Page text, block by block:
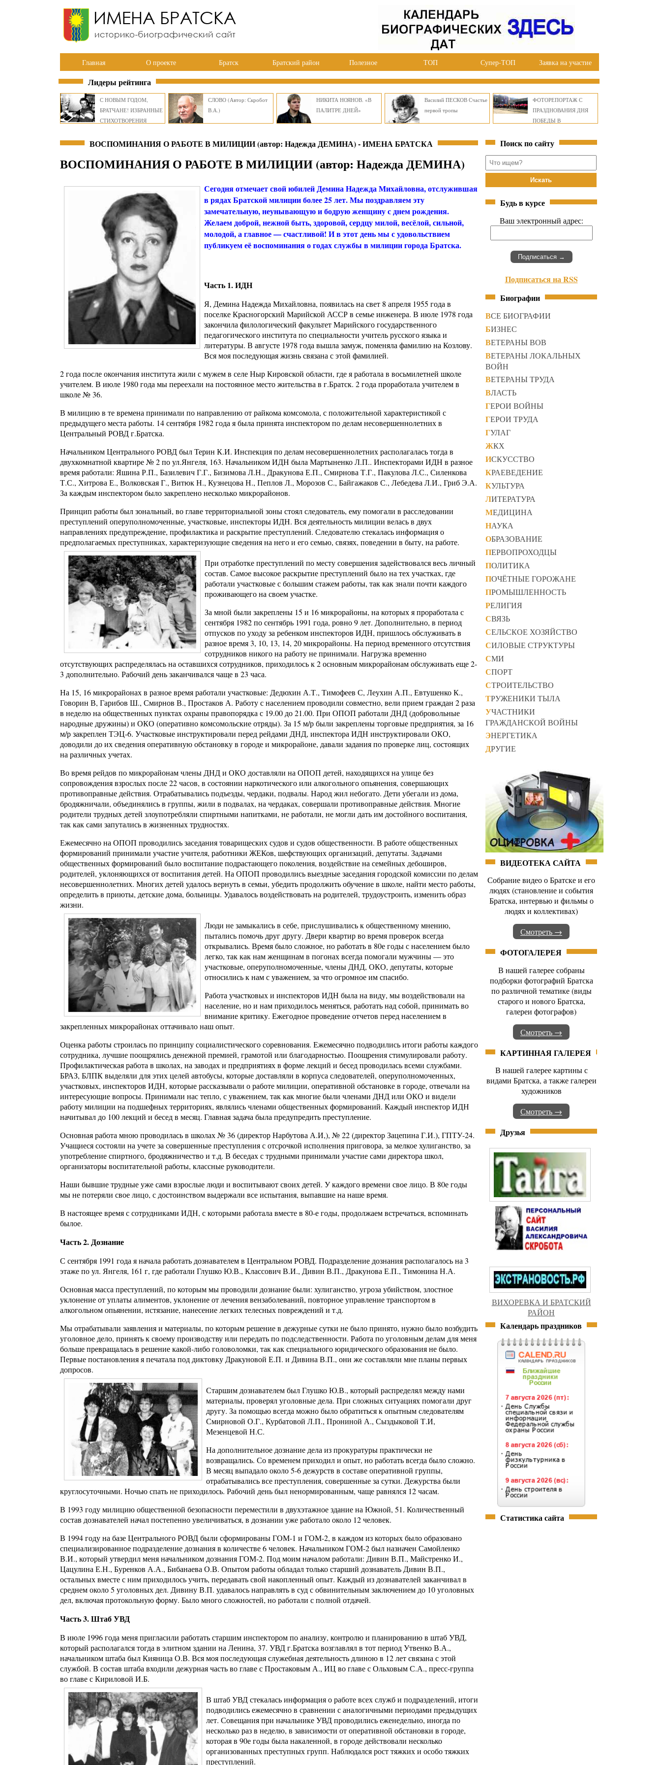
Главная О проекте Братск Братский район Полезное ТОП Супер-ТОП Заявка на участие
Лидеры рейтинга
С НОВЫМ ГОДОМ,
БРАТЧАНЕ! ИЗБРАННЫЕ
СТИХОТВОРЕНИЯ
СЛОВО (Автор: Скробот
В.А.)
НИКИТА НОЯНОВ. «В
ПАЛИТРЕ ДНЕЙ»
Василий ПЕСКОВ Счастье
первой тропы
ФОТОРЕПОРТАЖ С
ПРАЗДНОВАНИЯ ДНЯ
ПОБЕДЫ В
ОКРУГЕ БРАТСКА
ВОСПОМИНАНИЯ О РАБОТЕ В МИЛИЦИИ (автор: Надежда ДЕМИНА) - ИМЕНА БРАТСКА
ВОСПОМИНАНИЯ О РАБОТЕ В МИЛИЦИИ (автор: Надежда ДЕМИНА)
Сегодня отмечает свой юбилей Демина Надежда Михайловна, отслужившая
в рядах Братской милиции более 25 лет. Мы поздравляем эту
замечательную, неунывающую и бодрую женщину с днем рождения.
Желаем доброй, нежной быть, здоровой, сердцу милой, весёлой, сильной,
молодой, а главное — счастливой! И в этот день мы с удовольствием
публикуем её воспоминания о годах службы в милиции города Братска.
Часть 1. ИДН
Я, Демина Надежда Михайловна, появилась на свет 8 апреля 1955 года в
поселке Красногорский Марийской АССР в семье инженера. В июле 1978 года
закончила филологический факультет Марийского государственного
педагогического института по специальности учитель русского языка и
литературы. В августе 1978 года вышла замуж, поменяла фамилию на Козлову.
Вся моя последующая жизнь связана с этой фамилией.
2 года после окончания института жили с мужем в селе Ныр Кировской области, где я работала в восьмилетней школе
учителем. В июле 1980 года мы переехали на постоянное место жительства в г.Братск. 2 года проработала учителем в
школе № 36.
В милицию в те времена принимали по направлению от райкома комсомола, с положительной характеристикой с
предыдущего места работы. 14 сентября 1982 года я была принята инспектором по делам несовершеннолетних в
Центральный РОВД г.Братска.
Начальником Центрального РОВД был Терин К.И. Инспекция по делам несовершеннолетних располагалась тогда в
двухкомнатной квартире № 2 по ул.Янгеля, 163. Начальником ИДН была Мартыненко Л.П.. Инспекторами ИДН в разное
время работали: Яшина Р.П., Базилевич Г.Г., Бизимова Л.Н., Дракунова Е.П., Смирнова Т.Г., Пакулова Л.С., Силенкова
Т.С., Хитрова Е., Волковская Г., Витюк Н., Кузнецова Н., Пеплов Л., Морозов С., Байгажаков С., Лебедева Л.И., Гриб Э.А.
За каждым инспектором было закреплено несколько микрорайонов.
Принцип работы был зональный, во главе территориальной зоны стоял следователь, ему помогали в расследовании
преступлений оперуполномоченные, участковые, инспекторы ИДН. Вся деятельность милиции велась в двух
направлениях предупреждение, профилактика и раскрытие преступлений. Следователю стекалась информация о
предполагаемых преступниках, характеризующие сведения на него и его семью, связях, поведении в быту, на работе.
При отработке преступлений по месту совершения задействовался весь личный
состав. Самое высокое раскрытие преступлений было на тех участках, где
работали участковые с большим стажем работы, так как знали почти каждого
проживающего на своем участке.
За мной были закреплены 15 и 16 микрорайоны, на которых я проработала с
сентября 1982 по сентябрь 1991 года, ровно 9 лет. Дополнительно, в период
отпусков по уходу за ребенком инспекторов ИДН, пришлось обслуживать в
разное время 3, 10, 13, 14, 20 микрорайоны. На период временного отсутствия
сотрудников никого на работу не принимали. Нагрузка временно
отсутствующих распределялась на оставшихся сотрудников, приходилось к 2 основным микрорайонам обслуживать еще 2-
3 дополнительно. Рабочий день заканчивался чаще в 23 часа.
На 15, 16 микрорайонах в разное время работали участковые: Дедюхин А.Т., Тимофеев С, Леухин А.П., Евтушенко К.,
Говорин В, Гарибов Ш., Смирнов В., Простаков А. Работу с населением проводили совместно, вели прием граждан 2 раза
в неделю на общественных пунктах охраны правопорядка с 19.00 до 21.00. При ОПОП работали ДНД (добровольные
народные дружины) и ОКО (оперативно комсомольские отряды). За 15 м/р были закреплены торговые предприятия, за 16
м/р закреплен ТЭЦ-6. Участковые инструктировали перед рейдами ДНД, инспектора ИДН инструктировали ОКО,
доводили до их сведения оперативную обстановку в городе и микрорайоне, давали задания по проверке лиц, состоящих
на различных учетах.
Во время рейдов по микрорайонам члены ДНД и ОКО доставляли на ОПОП детей, находящихся на улице без
сопровождения взрослых после 22 часов, в состоянии наркотического или алкогольного опьянения, совершающих
противоправные действия. Отрабатывались подъезды, чердаки, подвалы. Народ жил небогато. Дети убегали из дома,
бродяжничали, объединялись в группы, жили в подвалах, на чердаках, совершали противоправные действия. Многие
родители трудных детей злоупотребляли спиртными напитками, не работали, не могли дать им достойного воспитания,
так как сами запутались в жизненных трудностях.
Ежемесячно на ОПОП проводились заседания товарищеских судов и судов общественности. В работе общественных
формирований принимали участие учителя, работники ЖЕКов, шефствующих организаций, депутаты. Задачами
общественных формирований было воспитание подрастающего поколения, воздействие на семейных дебоширов,
родителей, уклоняющихся от воспитания детей. На ОПОП проводились выездные заседания городской комиссии по делам
несовершеннолетних. Многих детей удалось вернуть в семьи, убедить продолжить обучение в школе, найти место работы,
определить в приюты, детские дома, больницы. Удавалось воздействовать на родителей, трудоустроить, изменить образ
жизни.
Люди не замыкались в себе, прислушивались к общественному мнению,
пытались помочь друг другу. Двери квартир во время проверок всегда
открывались. Время было сложное, но работать в 80е годы с населением было
легко, так как нам женщинам в погонах всегда помогали мужчины — это
участковые, оперуполномоченные, члены ДНД, ОКО, депутаты, которые
относились к нам с уважением, за что огромное им спасибо.
Работа участковых и инспекторов ИДН была на виду, мы воздействовали на
население, но и нам приходилось меняться, работать над собой, принимать во
внимание критику. Ежегодное проведение отчетов перед населением в
закрепленных микрорайонах оттачивало наш опыт.
Оценка работы строилась по принципу социалистического соревнования. Ежемесячно подводились итоги работы каждого
сотрудника, лучшие поощрялись денежной премией, грамотой или благодарностью. Поощрения стимулировали работу.
Профилактическая работа в школах, на заводах и предприятиях в форме лекций и бесед проводилась всеми службами.
БРАЗ, БЛПК выделяли для этих целей автобусы, которые доставляли в корпуса следователей, оперуполномоченных,
участковых, инспекторов ИДН, которые рассказывали о работе милиции, оперативной обстановке в городе, отвечали на
интересующие вопросы. Принимали нас тепло, с уважением, так как многие были членами ДНД или ОКО и видели
работу милиции на подшефных территориях, являлись членами общественных формирований. Каждый инспектор ИДН
начитывал до 100 лекций и бесед в месяц. Главная задача была предупредить преступление.
Основная работа мною проводилась в школах № 36 (директор Нарбутова А.И,), № 22 (директор Зацепина Г.И.), ГПТУ-24.
Учащиеся состояли на учете за совершенные преступления с отсрочкой исполнения приговора, за мелкое хулиганство, за
употребление спиртного, бродяжничество и т.д. В беседах с трудными принимали участие сами директора школ,
организаторы воспитательной работы, классные руководители.
Наши бывшие трудные уже сами взрослые люди и воспитывают своих детей. У каждого времени свое лицо. В 80е годы
мы не потеряли свое лицо, с достоинством выдержали все испытания, выпавшие на наше время.
В настоящее время с сотрудниками ИДН, с которыми работала вместе в 80-е годы, продолжаем встречаться, вспоминать
былое.
Часть 2. Дознание
С сентября 1991 года я начала работать дознавателем в Центральном РОВД. Подразделение дознания располагалось на 3
этаже по ул. Янгеля, 161 г, где работали Глушко Ю.В., Классович В.И., Дивин В.П., Дракунова Е.П., Тимонина Н.А.
Основная масса преступлений, по которым мы проводили дознание были: хулиганство, угроза убийством, злостное
уклонение от уплаты алиментов, уклонение от лечения вензаболеваний, повторное управление транспортом в
алкогольном опьянении, истязание, нанесение легких телесных повреждений и т.д.
Мы отрабатывали заявления и материалы, по которым решение в дежурные сутки не было принято, нужно было возбудить
уголовное дело, принять к своему производству или передать по подследственности. Работа по уголовным делам для меня
больше превращалась в решение какой-либо головоломки, так как специального юридического образования не было.
Первые постановления я печатала под диктовку Дракуновой Е.П. и Дивина В.П., они же составляли мне планы первых
допросов.
Старшим дознавателем был Глушко Ю.В., который распределял между нами
материалы, проверял уголовные дела. При сложных ситуациях помогали друг
другу. За помощью всегда можно было обратиться к опытным следователям
Смирновой О.Г., Курбатовой Л.П., Прониной А., Сыздыковой Т.И,
Мезенцевой Н.С.
На дополнительное дознание дела из прокуратуры практически не
возвращались. Со временем приходил и опыт, но работать всегда было сложно.
В месяц выпадало около 5-6 дежурств в составе оперативной группы,
отрабатывались все преступления, совершенные за сутки. Дежурства были
круглосуточными. Ночью спать не приходилось. Рабочий день был ненормированным, чаще равнялся 12 часам.
В 1993 году милицию общественной безопасности переместили в двухэтажное здание на Южной, 51. Количественный
состав дознавателей начал постепенно увеличиваться, в дознании уже работало около 12 человек.
В 1994 году на базе Центрального РОВД были сформированы ГОМ-1 и ГОМ-2, в каждом из которых было образовано
специализированное подразделение дознания в количестве 6 человек. Начальником ГОМ-2 был назначен Самойленко
В.И., который утвердил меня начальником дознания ГОМ-2. Под моим началом работали: Дивин В.П., Майстренко И.,
Цацулина Е.Н., Буренков А.А., Бибанаева О.В. Опытом работы обладал только старший дознаватель Дивин В.П.,
остальных вместе с ним приходилось учить, передавать свой накопленный опыт. Каждый из дознавателей заканчивал в
среднем около 5 уголовных дел. Дивину В.П. удавалось направлять в суд с обвинительным заключением до 10 уголовных
дел, включая протокольную форму. Было много сложностей, но работали с полной отдачей.
Часть 3. Штаб УВД
В июле 1996 года меня пригласили работать старшим инспектором по анализу, контролю и планированию в штаб УВД,
который располагался тогда в элитном здании на Ленина, 37. УВД г.Братска возглавлял в тот период Утвенко В.А.,
начальником штаба был Кияница О.В. Вся моя последующая служебная деятельность длиною в 12 лет связана с этой
службой. В состав штаба входили дежурная часть во главе с Простаковым А., ИЦ во главе с Ольховым С.А., пресс-группа
во главе с Кириловой И.Б.
В штаб УВД стекалась информация о работе всех служб и подразделений, итоги
подводились ежемесячно в сравнении с аналогичными периодами предыдущих
лет. Совещания при начальнике УВД проводились еженедельно, иногда по
несколько раз в неделю, в зависимости от оперативной обстановки в городе,
которая в 90е годы была накаленной, в городе действовали несколько
организованных преступных групп. Наблюдался рост тяжких и особо тяжких
преступлений.
Поиск по сайту
Будь в курсе
Ваш электронный адрес:
Подписаться на RSS
Биографии
ВСЕ БИОГРАФИИ
БИЗНЕС
ВЕТЕРАНЫ ВОВ
ВЕТЕРАНЫ ЛОКАЛЬНЫХ
ВОЙН
ВЕТЕРАНЫ ТРУДА
ВЛАСТЬ
ГЕРОИ ВОЙНЫ
ГЕРОИ ТРУДА
ГУЛАГ
ЖКХ
ИСКУССТВО
КРАЕВЕДЕНИЕ
КУЛЬТУРА
ЛИТЕРАТУРА
МЕДИЦИНА
НАУКА
ОБРАЗОВАНИЕ
ПЕРВОПРОХОДЦЫ
ПОЛИТИКА
ПОЧЁТНЫЕ ГОРОЖАНЕ
ПРОМЫШЛЕННОСТЬ
РЕЛИГИЯ
СВЯЗЬ
СЕЛЬСКОЕ ХОЗЯЙСТВО
СИЛОВЫЕ СТРУКТУРЫ
СМИ
СПОРТ
СТРОИТЕЛЬСТВО
ТРУЖЕНИКИ ТЫЛА
УЧАСТНИКИ
ГРАЖДАНСКОЙ ВОЙНЫ
ЭНЕРГЕТИКА
ДРУГИЕ
ВИДЕОТЕКА САЙТА
Собрание видео о Братске и его
людях (становление и события
Братска, интервью и фильмы о
людях и коллективах)
Смотреть →
ФОТОГАЛЕРЕЯ
В нашей галерее собраны
подборки фотографий Братска
по различной тематике (виды
старого и нового Братска,
галереи фотографов)
Смотреть →
КАРТИННАЯ ГАЛЕРЕЯ
В нашей галерее картины с
видами Братска, а также галереи
художников
Смотреть →
Друзья
ВИХОРЕВКА И БРАТСКИЙ
РАЙОН
Календарь праздников
Статистика сайта